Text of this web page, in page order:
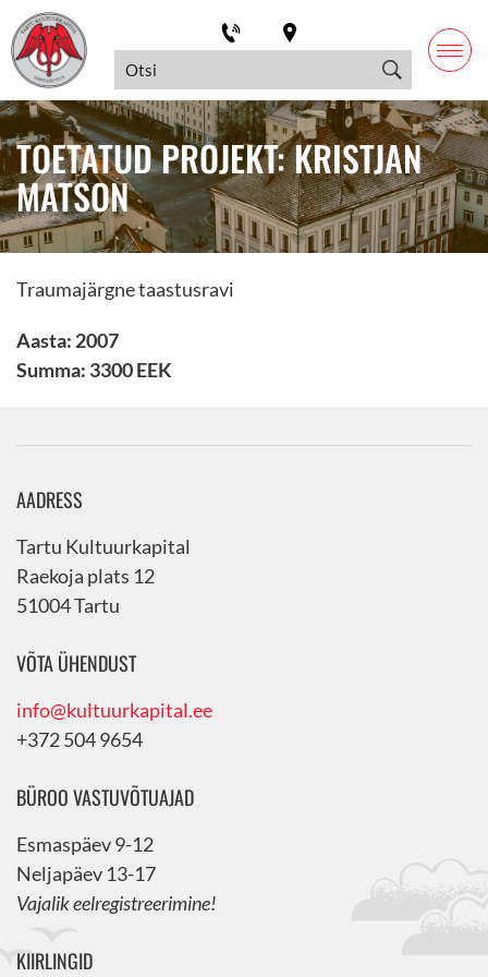
TOETATUD PROJEKT: KRISTJAN
MATSON
Traumajärgne taastusravi
Aasta: 2007
Summa: 3300 EEK
AADRESS
Tartu Kultuurkapital
Raekoja plats 12
51004 Tartu
VÕTA ÜHENDUST
info@kultuurkapital.ee
+372 504 9654
BÜROO VASTUVÕTUAJAD
Esmaspäev 9-12
Neljapäev 13-17
Vajalik eelregistreerimine!
KIIRLINGID